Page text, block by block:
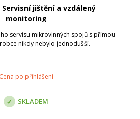
Servisní jištění a vzdálený
monitoring
servisu mikrovlnných spojů s přímou
nikdy nebylo jednodušší.
Cena po přihlášení
SKLADEM